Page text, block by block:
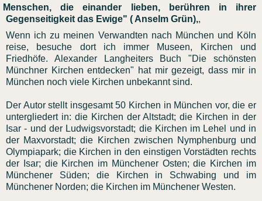
Menschen, die einander lieben, berühren in ihrer
Gegenseitigkeit das Ewige" ( Anselm Grün),,
Wenn ich zu meinen Verwandten nach München und Köln
reise, besuche dort ich immer Museen, Kirchen und
Friedhöfe. Alexander Langheiters Buch "Die schönsten
Münchner Kirchen entdecken" hat mir gezeigt, dass mir in
München noch viele Kirchen unbekannt sind.
Der Autor stellt insgesamt 50 Kirchen in München vor, die er
untergliedert in: die Kirchen der Altstadt; die Kirchen in der
Isar - und der Ludwigsvorstadt; die Kirchen im Lehel und in
der Maxvorstadt; die Kirchen zwischen Nymphenburg und
Olympiapark; die Kirchen in den einstigen Vorstädten rechts
der Isar; die Kirchen im Münchener Osten; die Kirchen im
Münchener Süden; die Kirchen in Schwabing und im
Münchener Norden; die Kirchen im Münchener Westen.